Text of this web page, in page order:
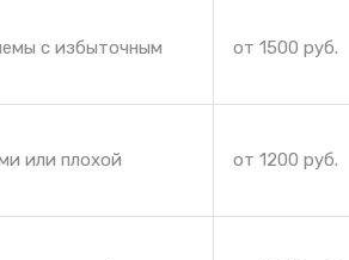
с избыточным
от 1500 руб.
или плохой
от 1200 руб.